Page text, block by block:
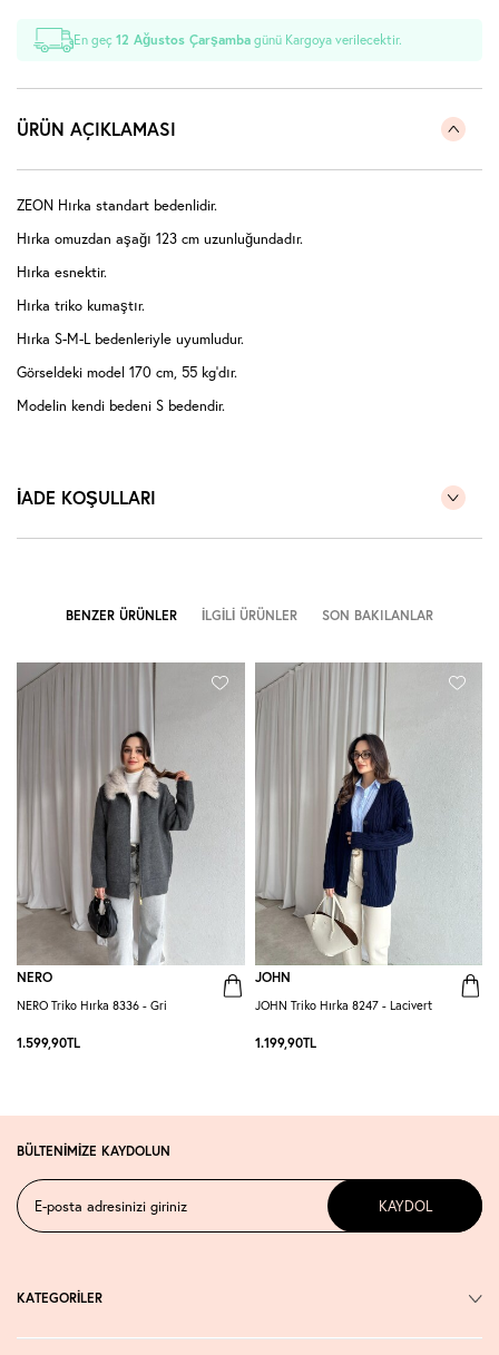
En geç12 Ağustos Çarşamba günü Kargoya verilecektir.
ÜRÜN AÇIKLAMASI
ZEON Hırka standart bedenlidir.
Hırka omuzdan aşağı 123 cm uzunluğundadır.
Hırka esnektir.
Hırka triko kumaştır.
Hırka S-M-L bedenleriyle uyumludur.
Görseldeki model 170 cm, 55 kg'dır.
Modelin kendi bedeni S bedendir.
İADE KOŞULLARI
BENZER ÜRÜNLER İLGILI ÜRÜNLER SON BAKILANLAR
NERO
NERO Triko Hırka 8336 - Gri
1.599,90TL
JOHN
JOHN Triko Hırka 8247 - Lacivert
1.199,90TL
BÜLTENİMİZE KAYDOLUN
KAYDOL
KATEGORİLER